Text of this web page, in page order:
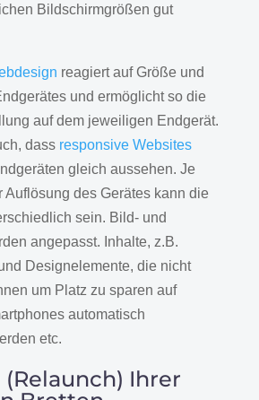
Bildschirmgrößen gut
reagiert auf Größe und
und ermöglicht so die
auf dem jeweiligen Endgerät.
dass responsive Websites
gleich aussehen. Je
Auflösung des Gerätes kann die
sein. Bild- und
angepasst. Inhalte, z.B.
Designelemente, die nicht
um Platz zu sparen auf
automatisch
etc.
(Relaunch) Ihrer